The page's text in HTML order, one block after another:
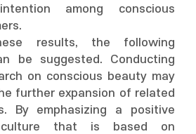
among conscious
results, the following
be suggested. Conducting
on conscious beauty may
further expansion of related
By emphasizing a positive
culture that is based on